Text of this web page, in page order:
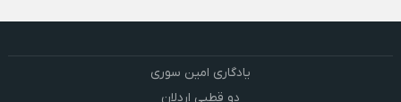
یادگاری امین سوری
دو قطبی اردلان